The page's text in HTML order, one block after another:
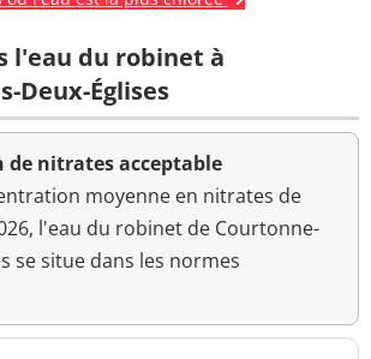
l'eau du robinet à
Deux-Églises
de nitrates acceptable
moyenne en nitrates de
l'eau du robinet de Courtonne-
se situe dans les normes